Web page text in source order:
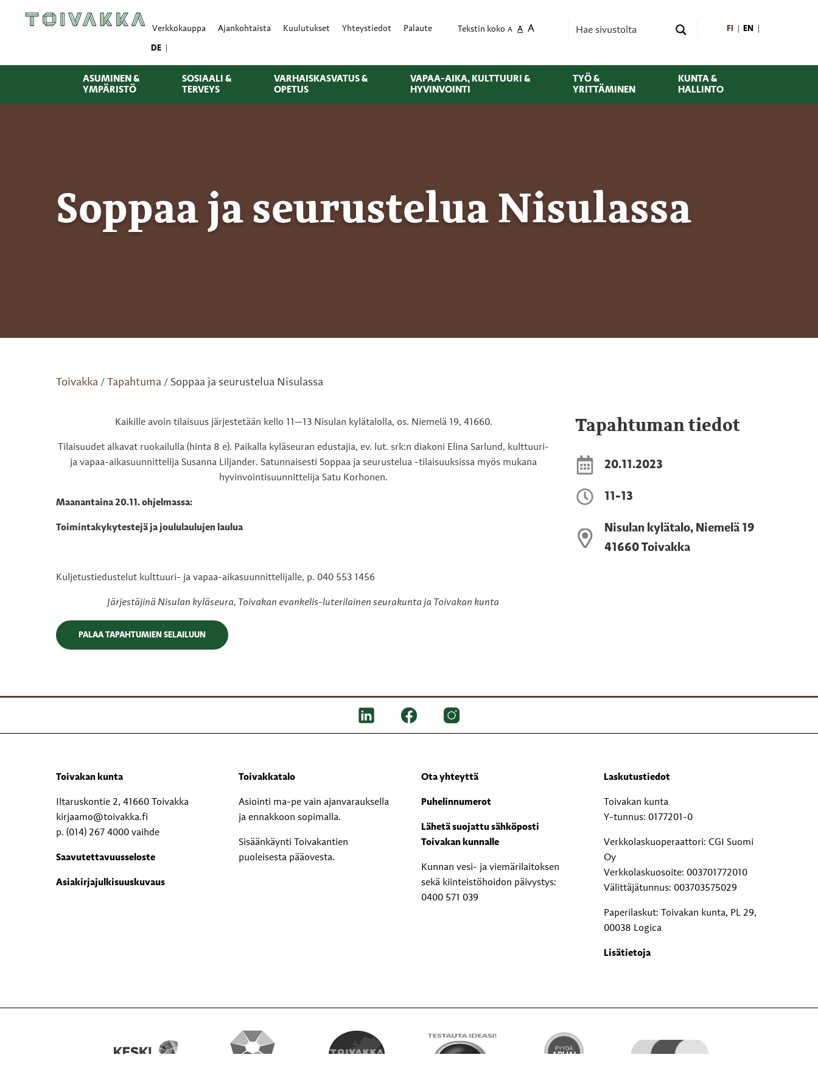
Verkkokauppa Ajankohtaista Kuulutukset Yhteystiedot Palaute Tekstin koko A A A FI EN
DE
ASUMINEN &
YMPÄRISTÖ
SOSIAALI &
TERVEYS
VARHAISKASVATUS &
OPETUS
VAPAA-AIKA, KULTTUURI &
HYVINVOINTI
TYÖ &
YRITTÄMINEN
KUNTA &
HALLINTO
Soppaa ja seurustelua Nisulassa
Toivakka / Tapahtuma / Soppaa ja seurustelua Nisulassa
Kaikille avoin tilaisuus järjestetään kello 11—13 Nisulan kylätalolla, os. Niemelä 19, 41660.
Tilaisuudet alkavat ruokailulla (hinta 8 e). Paikalla kyläseuran edustajia, ev. lut. srk:n diakoni Elina Sarlund, kulttuuri-
ja vapaa-aikasuunnittelija Susanna Liljander. Satunnaisesti Soppaa ja seurustelua -tilaisuuksissa myös mukana
hyvinvointisuunnittelija Satu Korhonen.
Maanantaina 20.11. ohjelmassa:
Toimintakykytestejä ja joululaulujen laulua
Kuljetustiedustelut kulttuuri- ja vapaa-aikasuunnittelijalle, p. 040 553 1456
Järjestäjinä Nisulan kyläseura, Toivakan evankelis-luterilainen seurakunta ja Toivakan kunta
PALAA TAPAHTUMIEN SELAILUUN
Tapahtuman tiedot
20.11.2023
11-13
Nisulan kylätalo, Niemelä 19
41660 Toivakka
Toivakan kunta
Iltaruskontie 2, 41660 Toivakka
kirjaamo@toivakka.fi
p. (014) 267 4000 vaihde
Saavutettavuusseloste
Asiakirjajulkisuuskuvaus
Toivakkatalo
Asiointi ma-pe vain ajanvarauksella
ja ennakkoon sopimalla.
Sisäänkäynti Toivakantien
puoleisesta pääovesta.
Ota yhteyttä
Puhelinnumerot
Lähetä suojattu sähköposti
Toivakan kunnalle
Kunnan vesi- ja viemärilaitoksen
sekä kiinteistöhoidon päivystys:
0400 571 039
Laskutustiedot
Toivakan kunta
Y-tunnus: 0177201-0
Verkkolaskuoperaattori: CGI Suomi
Oy
Verkkolaskuosoite: 003701772010
Välittäjätunnus: 003703575029
Paperilaskut: Toivakan kunta, PL 29,
00038 Logica
Lisätietoja